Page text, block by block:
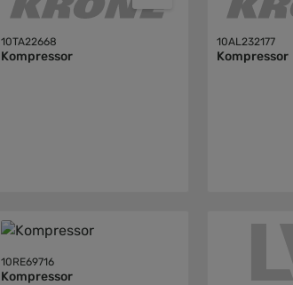
10TA22668
Kompressor
10AL232177
Kompressor
10RE69716
Kompressor